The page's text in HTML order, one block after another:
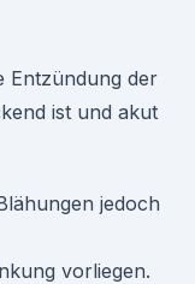
Entzündung der
ist und akut
jedoch
vorliegen.